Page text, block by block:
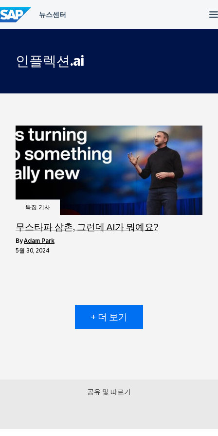
텐
츠
건
인플렉션.ai
특집 기사
무스타파 삼촌, 그런데 AI가 뭐예요?
byAdam Park
5월 30, 2024
+ 더 보기
공유 및 따르기